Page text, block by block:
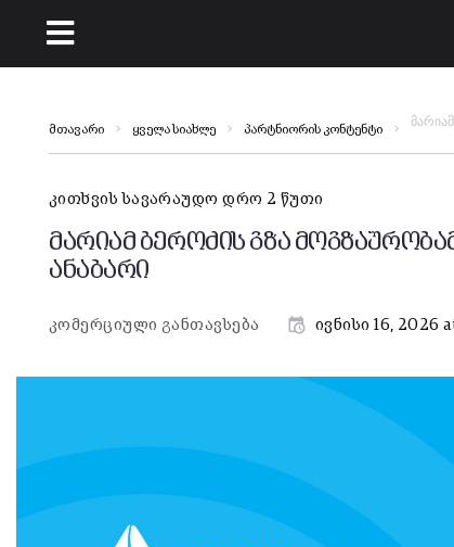
მთავარი ყველა სიახლე პარტნიორის კონტენტი
კითხვის სავარაუდო დრო 2 წუთი
მარიამ ბეროძის გზა
ანაბარი
კომერციული განთავსება ივნისი 16, 2026